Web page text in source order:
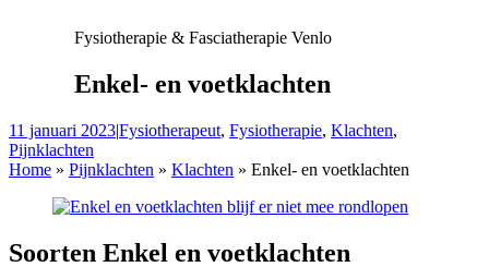
Fysiotherapie & Fasciatherapie Venlo
Enkel- en voetklachten
11 januari 2023|Fysiotherapeut, Fysiotherapie, Klachten,
Pijnklachten
Home » Pijnklachten » Klachten » Enkel- en voetklachten
Soorten Enkel en voetklachten